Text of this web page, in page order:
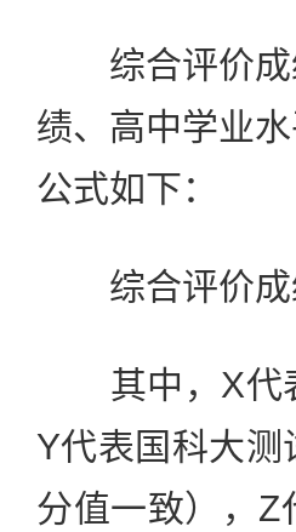
综合评价成
绩、高中学业
公式如下：
综合评价成
其中，X代表
Y代表国科大
分值一致），Z